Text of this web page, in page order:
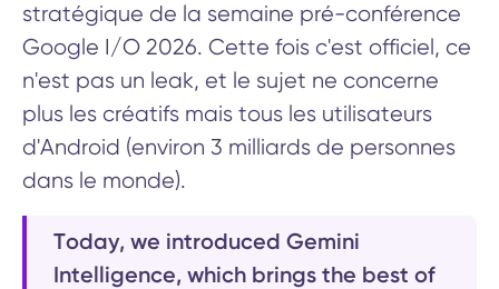
stratégique de la semaine pré-conférence
Google I/O 2026. Cette fois c'est officiel, ce
n'est pas un leak, et le sujet ne concerne
plus les créatifs mais tous les utilisateurs
d'Android (environ 3 milliards de personnes
dans le monde).
Today, we introduced Gemini
Intelligence, which brings the best of